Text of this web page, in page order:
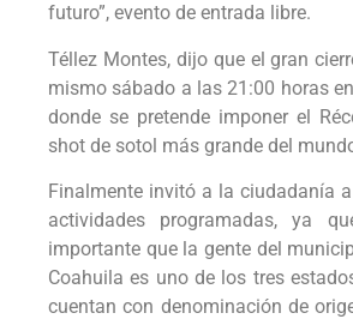
futuro”, evento de entrada libre.
Téllez Montes, dijo que el gran
mismo sábado a las 21:00 horas
donde se pretende imponer el
shot de sotol más grande del
Finalmente invitó a la ciudadanía
actividades programadas, ya
importante que la gente del
Coahuila es uno de los tres
cuentan con denominación de